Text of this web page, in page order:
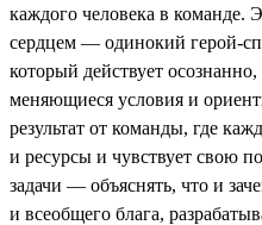
каждого человека в команде.
сердцем — одинокий герой-
который действует
меняющиеся условия и
результат от команды, где
и ресурсы и чувствует свою
задачи — объяснять, что и
и всеобщего блага,